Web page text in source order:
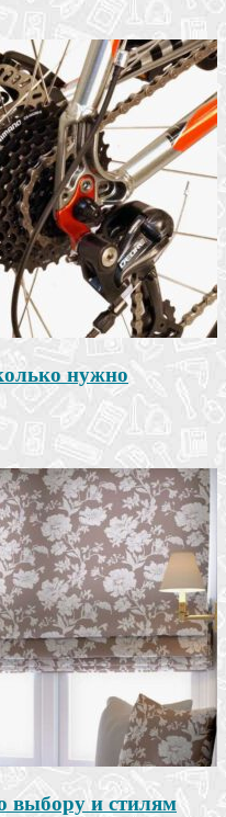
нужно
выбору и стилям